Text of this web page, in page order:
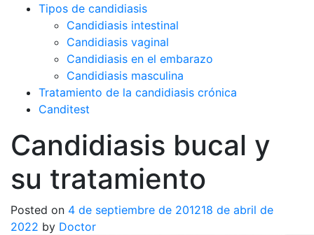
Tipos de candidiasis
Candidiasis intestinal
Candidiasis vaginal
Candidiasis en el embarazo
Candidiasis masculina
Tratamiento de la candidiasis crónica
Canditest
Candidiasis bucal y
su tratamiento
Posted on 4 de septiembre de 201218 de abril de
2022 by Doctor